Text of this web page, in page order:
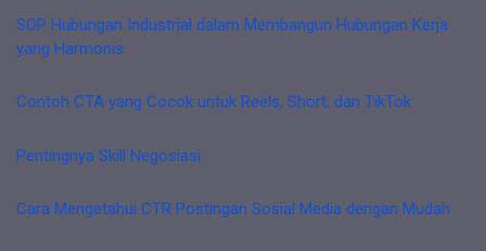
SOP Hubungan Industrial dalam Membangun Hubungan Kerja
yang Harmonis
Contoh CTA yang Cocok untuk Reels, Short, dan TikTok
Pentingnya Skill Negosiasi
Cara Mengetahui CTR Postingan Sosial Media dengan Mudah